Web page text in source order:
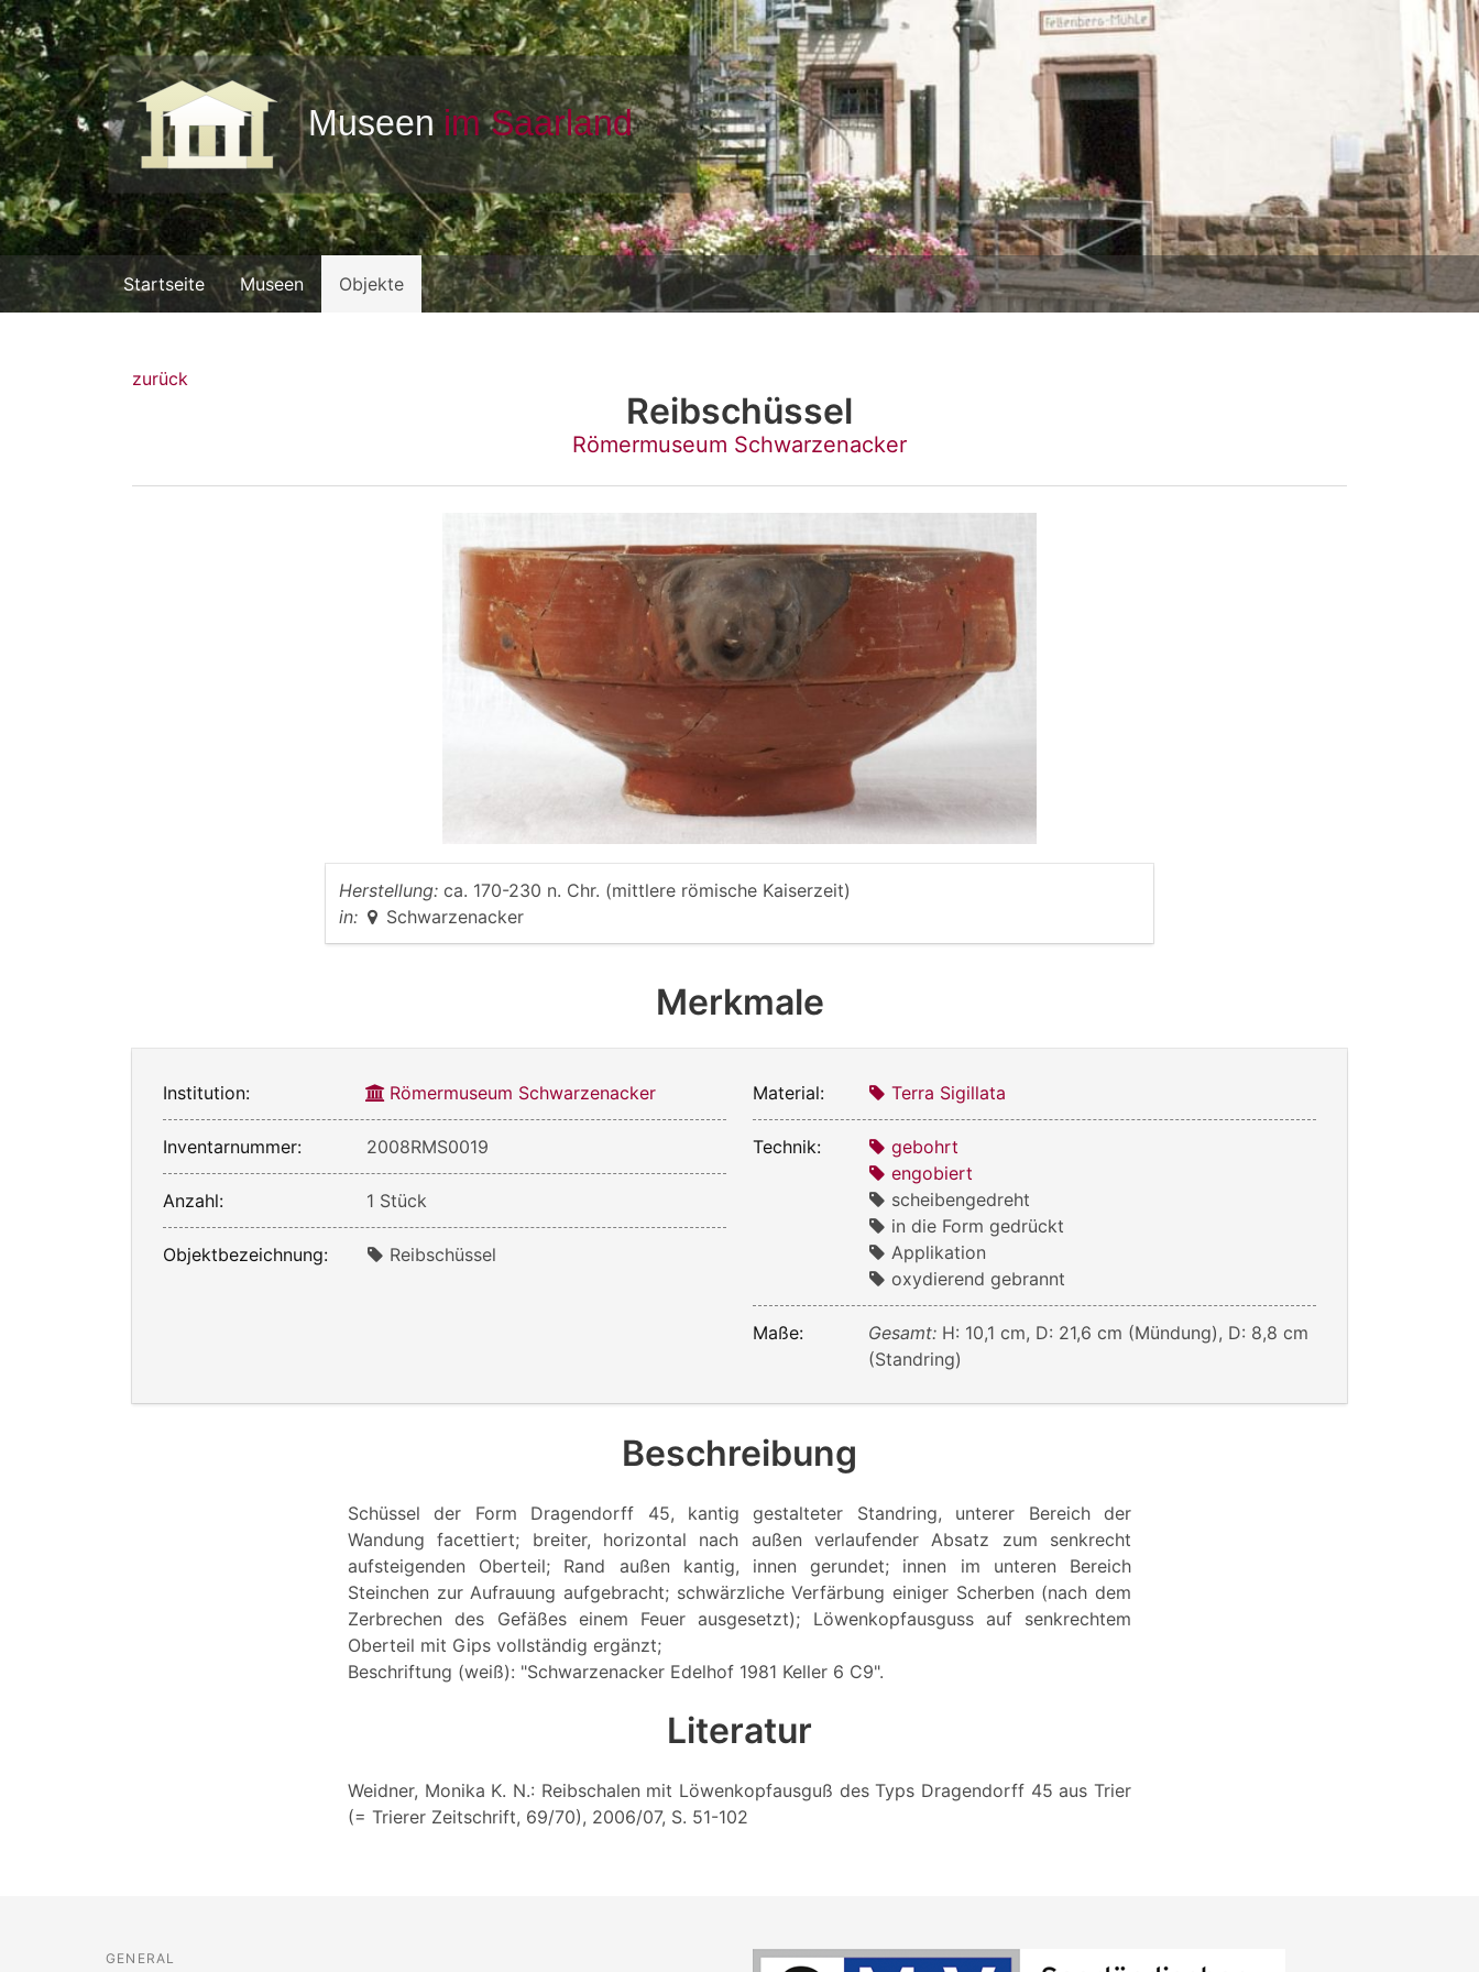
Startseite Museen Objekte
zurück
Reibschüssel
Römermuseum Schwarzenacker
Herstellung: ca. 170-230 n. Chr. (mittlere römische Kaiserzeit)
in:
Schwarzenacker
Merkmale
Institution: Römermuseum Schwarzenacker
Inventarnummer: 2008RMS0019
Anzahl: 1 Stück
Objektbezeichnung: Reibschüssel
Material: Terra Sigillata
Technik:
gebohrt
engobiert
scheibengedreht
in die Form gedrückt
Applikation
oxydierend gebrannt
Maße: Gesamt: H: 10,1 cm, D: 21,6 cm (Mündung), D: 8,8 cm
(Standring)
Beschreibung
Schüssel der Form Dragendorff 45, kantig gestalteter Standring, unterer Bereich der
Wandung facettiert; breiter, horizontal nach außen verlaufender Absatz zum senkrecht
aufsteigenden Oberteil; Rand außen kantig, innen gerundet; innen im unteren Bereich
Steinchen zur Aufrauung aufgebracht; schwärzliche Verfärbung einiger Scherben (nach dem
Zerbrechen des Gefäßes einem Feuer ausgesetzt); Löwenkopfausguss auf senkrechtem
Oberteil mit Gips vollständig ergänzt;
Beschriftung (weiß): "Schwarzenacker Edelhof 1981 Keller 6 C9".
Literatur
Weidner, Monika K. N.: Reibschalen mit Löwenkopfausguß des Typs Dragendorff 45 aus Trier
(= Trierer Zeitschrift, 69/70), 2006/07, S. 51-102
GENERAL